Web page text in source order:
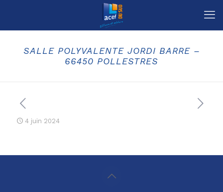
SALLE POLYVALENTE JORDI BARRE –
66450 POLLESTRES
4 juin 2024